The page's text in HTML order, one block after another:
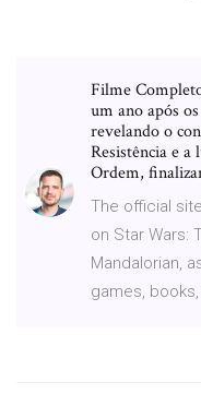
Filme
um ano após
revelando o
Resistência e
Ordem,
The official
on Star Wars:
Mandalorian,
games, books,